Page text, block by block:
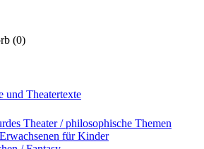
(0)
und Theatertexte
Theater / philosophische Themen
für Kinder